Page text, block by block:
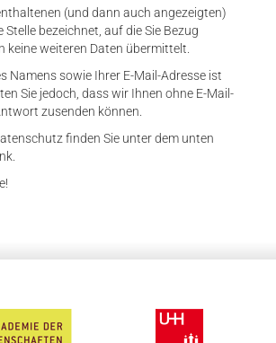
(und dann auch angezeigten)
Stelle bezeichnet, auf die Sie Bezug
keine weiteren Daten übermittelt.
Namens sowie Ihrer E-Mail-Adresse ist
Sie jedoch, dass wir Ihnen ohne E-Mail-
zusenden können.
finden Sie unter dem unten